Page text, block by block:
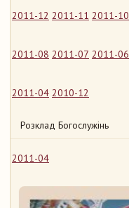
2011-12 2011-11 2011-10
2011-08 2011-07 2011-06
2011-04 2010-12
Розклад Богослужінь
2011-04